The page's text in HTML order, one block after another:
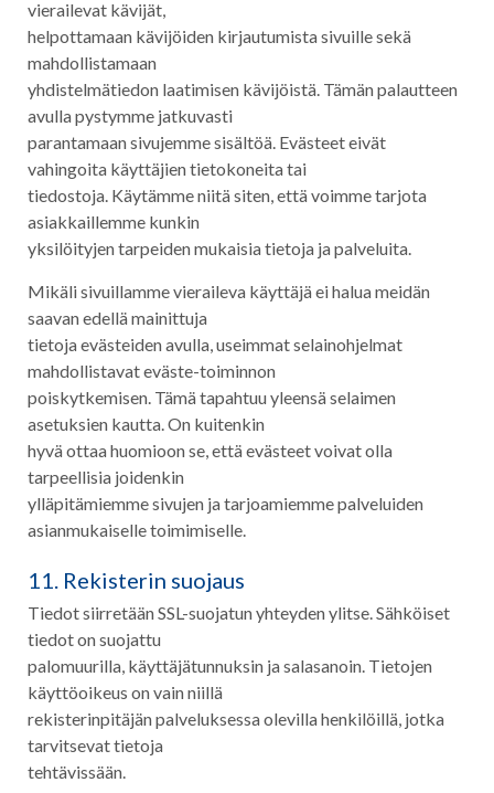
vierailevat kävijät,
helpottamaan kävijöiden kirjautumista sivuille sekä
mahdollistamaan
yhdistelmätiedon laatimisen kävijöistä. Tämän palautteen
avulla pystymme jatkuvasti
parantamaan sivujemme sisältöä. Evästeet eivät
vahingoita käyttäjien tietokoneita tai
tiedostoja. Käytämme niitä siten, että voimme tarjota
asiakkaillemme kunkin
yksilöityjen tarpeiden mukaisia tietoja ja palveluita.
Mikäli sivuillamme vieraileva käyttäjä ei halua meidän
saavan edellä mainittuja
tietoja evästeiden avulla, useimmat selainohjelmat
mahdollistavat eväste-toiminnon
poiskytkemisen. Tämä tapahtuu yleensä selaimen
asetuksien kautta. On kuitenkin
hyvä ottaa huomioon se, että evästeet voivat olla
tarpeellisia joidenkin
ylläpitämiemme sivujen ja tarjoamiemme palveluiden
asianmukaiselle toimimiselle.
11. Rekisterin suojaus
Tiedot siirretään SSL-suojatun yhteyden ylitse. Sähköiset
tiedot on suojattu
palomuurilla, käyttäjätunnuksin ja salasanoin. Tietojen
käyttöoikeus on vain niillä
rekisterinpitäjän palveluksessa olevilla henkilöillä, jotka
tarvitsevat tietoja
tehtävissään.